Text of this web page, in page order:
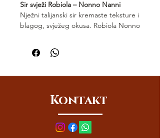
Sir svježi Robiola – Nonno Nanni
Nježni talijanski sir kremaste teksture i
blagog, svježeg okusa. Robiola Nonno
odabranog mlijeka te se ističe svojom
lakoćom i profinjenom aromom.
sastojak laganih, mediteranskih jela.
Kontakt